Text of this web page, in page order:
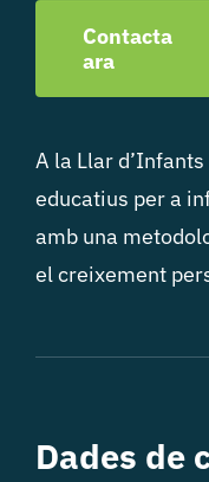
Contacta
ara
A la Llar
educatius per a
amb una
el creixement
Dades de